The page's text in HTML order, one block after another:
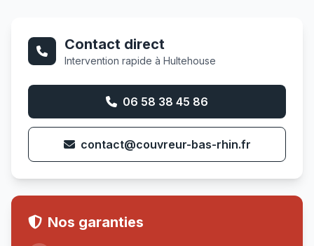
Contact direct
Intervention rapide à Hultehouse
06 58 38 45 86
contact@couvreur-bas-rhin.fr
Nos garanties